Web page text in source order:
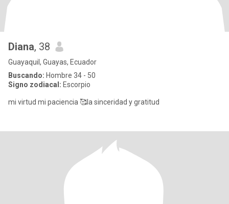
Diana, 38
Guayaquil, Guayas, Ecuador
Buscando: Hombre 34 - 50
Signo zodiacal: Escorpio
mi virtud mi paciencia 🥰la sinceridad y gratitud